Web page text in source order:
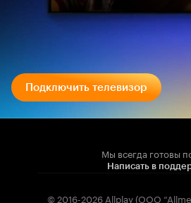
Подключить телевизор
Мы всегда готовы
Написать в
© 2016-2026 Allplay (OOO